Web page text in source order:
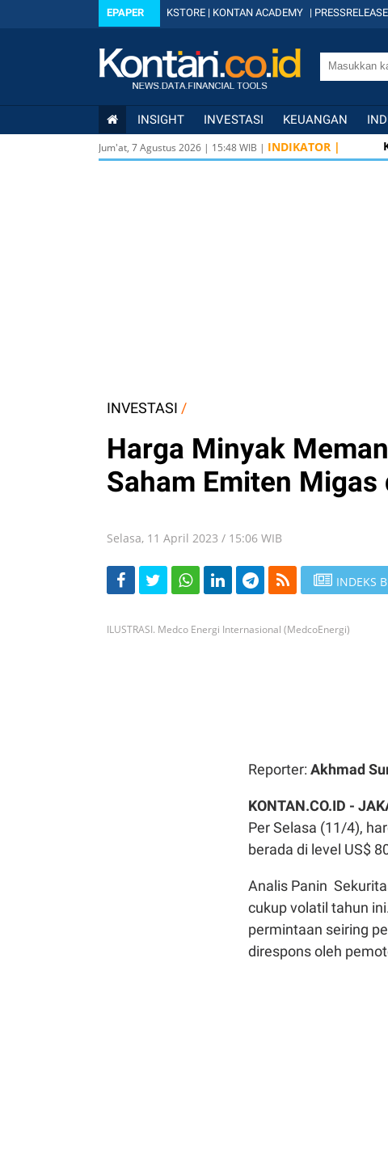
EPAPER KSTORE | KONTAN ACADEMY |
INSIGHT INVESTASI KEUANGAN
Jum'at, 7 Agustus 2026 | 15:48WIB | INDIKATOR |
INVESTASI /
Harga Minyak
Saham Emiten Migas
Selasa, 11 April 2023 / 15:06 WIB
INDEKS
ILUSTRASI. Medco Energi Internasional (MedcoEnergi)
Reporter: Akhmad
KONTAN.CO.ID -
Per Selasa (11/4),
berada di level US$
Analis Panin
cukup volatil tahun
permintaan seiring
direspons oleh